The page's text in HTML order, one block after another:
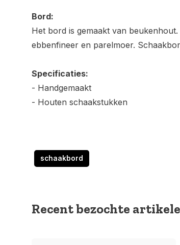
Bord:
Het bord is gemaakt van
ebbenfineer en parelmoer.
Specificaties:
- Handgemaakt
- Houten schaakstukken
schaakbord
Recent bezochte